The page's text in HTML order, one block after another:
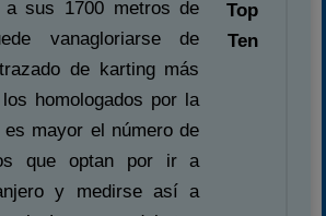
a sus 1700 metros de
vanagloriarse de
de karting más
homologados por la
mayor el número de
que optan por ir a
y medirse así a
Top
Ten